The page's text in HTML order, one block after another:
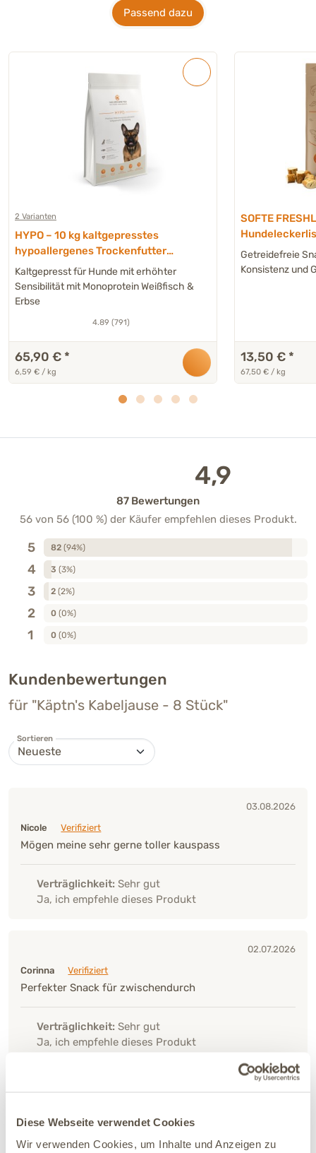
Diese Webseite verwendet Cookies
Wir verwenden Cookies, um Inhalte und Anzeigen zu
Passend dazu
2 Varianten
HYPO – 10 kg kaltgepresstes
hypoallergenes Trockenfutter
Hund
Kaltgepresst für Hunde mit erhöhter
Sensibilität mit Monoprotein Weißfisch &
Erbse
4.89 (791)
65,90 € *
6,59 € / kg
SOFTE
Colostrum
Getreidefreie
Konsistenz und
13,50 € *
67,50 € / kg
4,9
87 Bewertungen
56 von 56 (100 %) der Käufer empfehlen dieses Produkt.
5 82 (94%)
4 3 (3%)
3 2 (2%)
2 0 (0%)
1 0 (0%)
Kundenbewertungen
für "Käptn's Kabeljause - 8 Stück"
Sortieren
03.08.2026
Nicole
Verifiziert
Mögen meine sehr gerne toller kauspass
Verträglichkeit: Sehr gut
Ja, ich empfehle dieses Produkt
02.07.2026
Corinna
Verifiziert
Perfekter Snack für zwischendurch
Verträglichkeit:Sehr gut
Ja, ich empfehle dieses Produkt
Meine zwei Hunde bekommen von mir ein
Abschiedsleckerchen wenn ich arbeiten gehe. Diesen